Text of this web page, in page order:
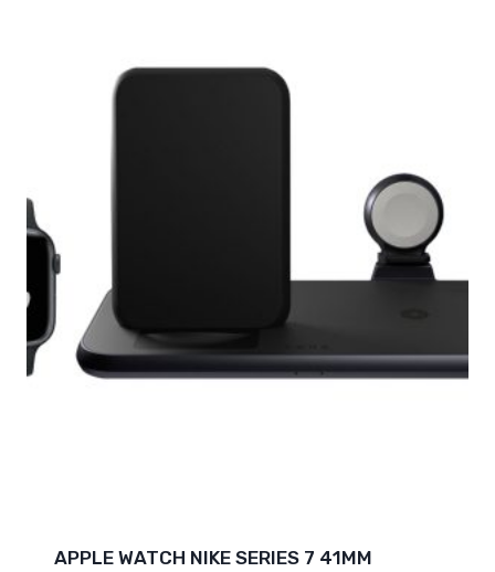
APPLE WATCH NIKE SERIES 7 41MM